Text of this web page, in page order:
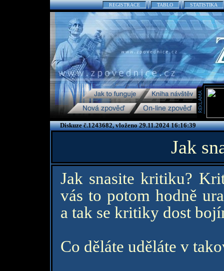
REGISTRACE TABLO STATISTIKA
Diskuze č.1243682, vloženo 29.11.2024 16:16:39
Jak
Jak snasite kritiku?
vás to potom hodně
a tak se kritiky dost
Co děláte uděláte v